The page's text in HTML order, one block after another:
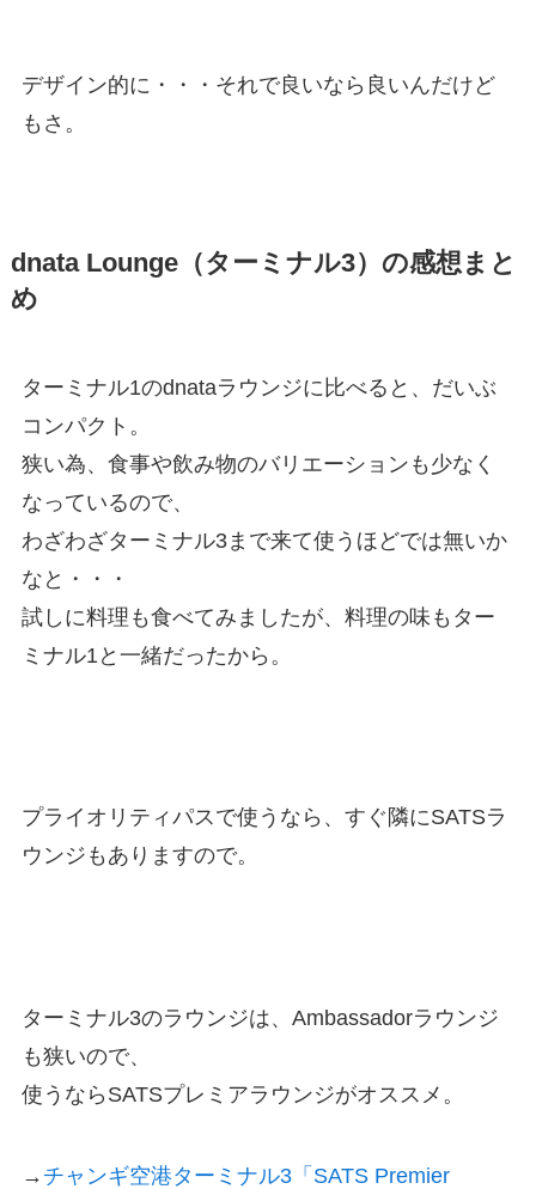
デザイン的に・・・それで良いなら良いんだけど
もさ。
dnata Lounge（ターミナル3）の感想まと
め
ターミナル1のdnataラウンジに比べると、だいぶ
コンパクト。
狭い為、食事や飲み物のバリエーションも少なく
なっているので、
わざわざターミナル3まで来て使うほどでは無いか
なと・・・
試しに料理も食べてみましたが、料理の味もター
ミナル1と一緒だったから。
プライオリティパスで使うなら、すぐ隣にSATSラ
ウンジもありますので。
ターミナル3のラウンジは、Ambassadorラウンジ
も狭いので、
使うならSATSプレミアラウンジがオススメ。
→ チャンギ空港ターミナル3「SATS Premier